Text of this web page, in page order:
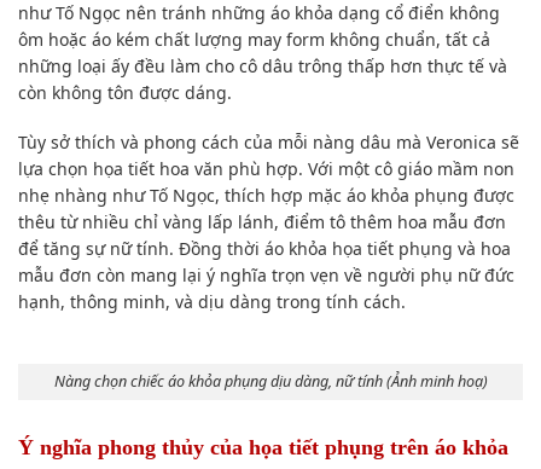
như Tố Ngọc nên tránh những áo khỏa dạng cổ điển không
ôm hoặc áo kém chất lượng may form không chuẩn, tất cả
những loại ấy đều làm cho cô dâu trông thấp hơn thực tế và
còn không tôn được dáng.
Tùy sở thích và phong cách của mỗi nàng dâu mà Veronica sẽ
lựa chọn họa tiết hoa văn phù hợp. Với một cô giáo mầm non
nhẹ nhàng như Tố Ngọc, thích hợp mặc áo khỏa phụng được
thêu từ nhiều chỉ vàng lấp lánh, điểm tô thêm hoa mẫu đơn
để tăng sự nữ tính. Đồng thời áo khỏa họa tiết phụng và hoa
mẫu đơn còn mang lại ý nghĩa trọn vẹn về người phụ nữ đức
hạnh, thông minh, và dịu dàng trong tính cách.
Nàng chọn chiếc áo khỏa phụng dịu dàng, nữ tính (Ảnh minh hoạ)
Ý nghĩa phong thủy của họa tiết phụng trên áo khỏa